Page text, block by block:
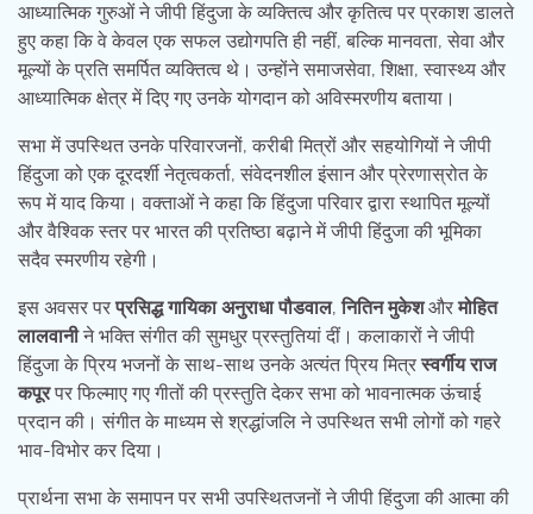
आध्यात्मिक गुरुओं ने जीपी हिंदुजा के व्यक्तित्व और कृतित्व पर प्रकाश डालते
हुए कहा कि वे केवल एक सफल उद्योगपति ही नहीं, बल्कि मानवता, सेवा और
मूल्यों के प्रति समर्पित व्यक्तित्व थे। उन्होंने समाजसेवा, शिक्षा, स्वास्थ्य और
आध्यात्मिक क्षेत्र में दिए गए उनके योगदान को अविस्मरणीय बताया।
सभा में उपस्थित उनके परिवारजनों, करीबी मित्रों और सहयोगियों ने जीपी
हिंदुजा को एक दूरदर्शी नेतृत्वकर्ता, संवेदनशील इंसान और प्रेरणास्रोत के
रूप में याद किया। वक्ताओं ने कहा कि हिंदुजा परिवार द्वारा स्थापित मूल्यों
और वैश्विक स्तर पर भारत की प्रतिष्ठा बढ़ाने में जीपी हिंदुजा की भूमिका
सदैव स्मरणीय रहेगी।
इस अवसर परप्रसिद्ध गायिका अनुराधा पौडवाल,नितिन मुकेशऔरमोहित
लालवानीने भक्ति संगीत की सुमधुर प्रस्तुतियां दीं। कलाकारों ने जीपी
हिंदुजा के प्रिय भजनों के साथ-साथ उनके अत्यंत प्रिय मित्रस्वर्गीय राज
कपूरपर फिल्माए गए गीतों की प्रस्तुति देकर सभा को भावनात्मक ऊंचाई
प्रदान की। संगीत के माध्यम से श्रद्धांजलि ने उपस्थित सभी लोगों को गहरे
भाव-विभोर कर दिया।
प्रार्थना सभा के समापन पर सभी उपस्थितजनों ने जीपी हिंदुजा की आत्मा की